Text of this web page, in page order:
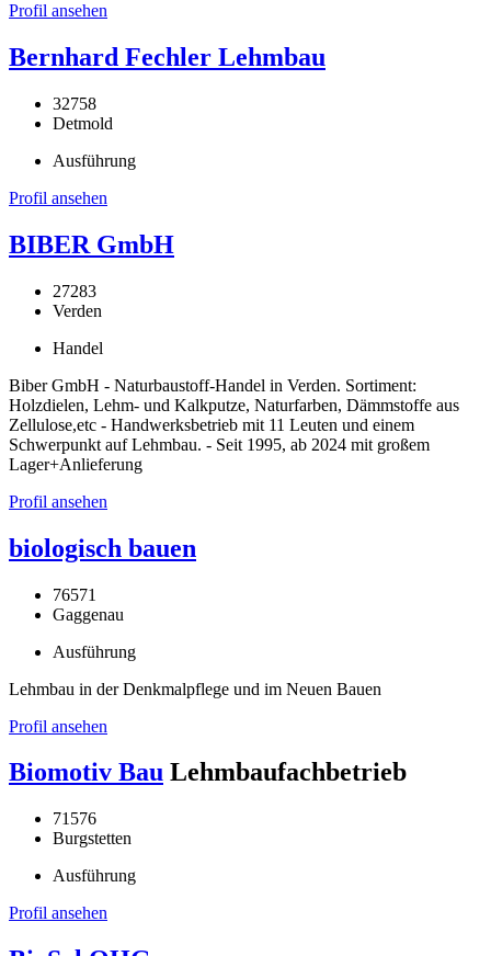
Profil ansehen
Bernhard Fechler Lehmbau
32758
Detmold
Ausführung
Profil ansehen
BIBER GmbH
27283
Verden
Handel
Biber GmbH - Naturbaustoff-Handel in Verden. Sortiment:
Holzdielen, Lehm- und Kalkputze, Naturfarben, Dämmstoffe aus
Zellulose,etc - Handwerksbetrieb mit 11 Leuten und einem
Schwerpunkt auf Lehmbau. - Seit 1995, ab 2024 mit großem
Lager+Anlieferung
Profil ansehen
biologisch bauen
76571
Gaggenau
Ausführung
Lehmbau in der Denkmalpflege und im Neuen Bauen
Profil ansehen
Biomotiv Bau Lehmbaufachbetrieb
71576
Burgstetten
Ausführung
Profil ansehen